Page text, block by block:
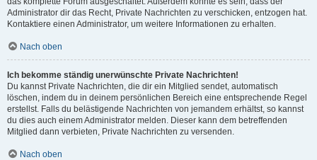
Administrator dir das Recht, Private Nachrichten zu verschicken, entzogen hat.
Kontaktiere einen Administrator, um weitere Informationen zu erhalten.
Nach oben
Ich bekomme ständig unerwünschte Private Nachrichten!
Du kannst Private Nachrichten, die dir ein Mitglied sendet, automatisch
löschen, indem du in deinem persönlichen Bereich eine entsprechende Regel
erstellst. Falls du belästigende Nachrichten von jemandem erhältst, so kannst
du dies auch einem Administrator melden. Dieser kann dem betreffenden
Mitglied dann verbieten, Private Nachrichten zu versenden.
Nach oben